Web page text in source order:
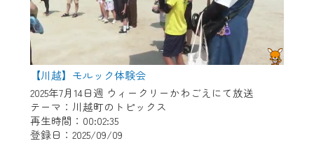
【川越】モルック体験会
2025年7月14日週 ウィークリーかわごえにて放送
テーマ：川越町のトピックス
再生時間：00:02:35
登録日：2025/09/09